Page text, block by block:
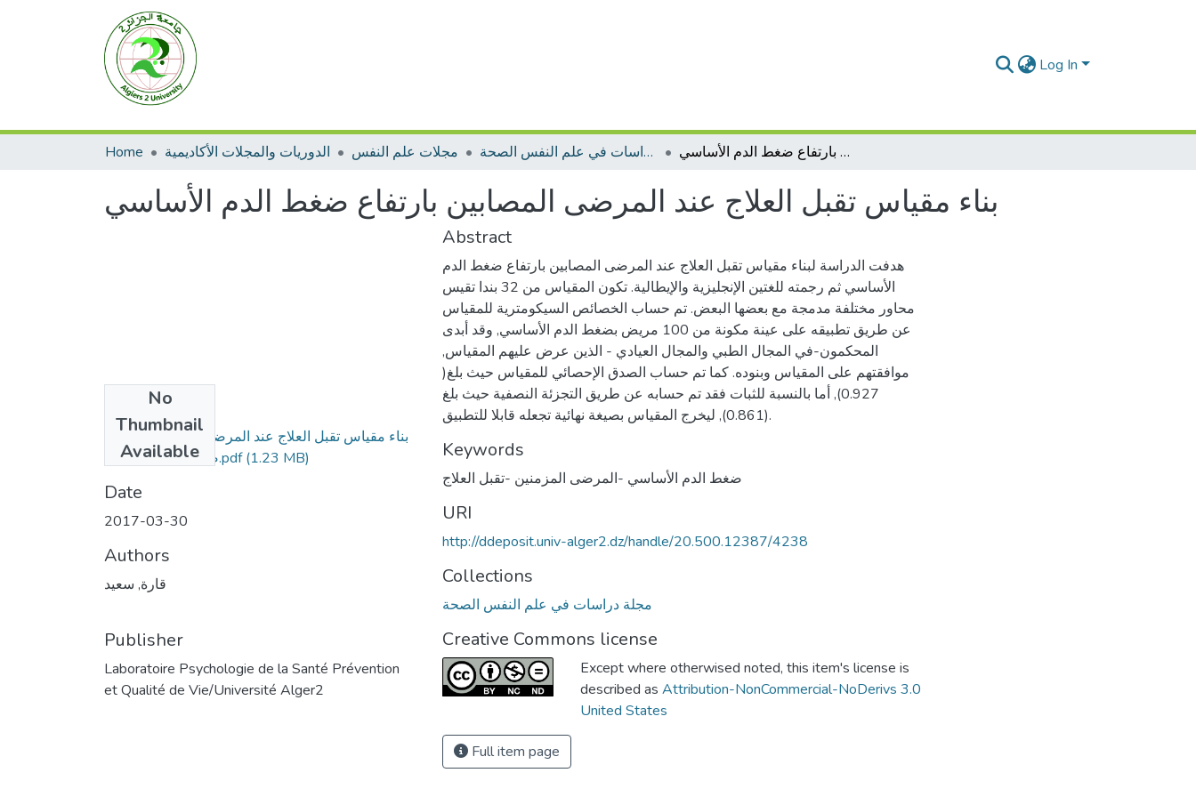
Log In
Home الدوريات والمجلات الأكاديمية مجلات علم النفس مجلة دراسات في علم النفس الصحة بناء مقياس تقبل العلاج عند المرضى المصابين بارتفاع ضغط الدم الأساسي
بناء مقياس تقبل العلاج عند المرضى المصابين بارتفاع ضغط الدم الأساسي
No
Thumbnail
Available
بناء مقياس تقبل العلاج عند المرضى المصابين بارتفاع
ضغط الدم الأساسي.pdf(1.23 MB)
Date
2017-03-30
Authors
قارة, سعيد
Publisher
Laboratoire Psychologie de la Santé Prévention
et Qualité de Vie/Université Alger2
Abstract
هدفت الدراسة لبناء مقياس تقبل العلاج عند المرضى المصابين بارتفاع ضغط الدم
الأساسي ثم رجمته للغتين الإنجليزية والإيطالية. تكون المقياس من 32 بندا تقيس
محاور مختلفة مدمجة مع بعضها البعض. تم حساب الخصائص السيكومترية للمقياس
عن طريق تطبيقه على عينة مكونة من 100 مريض بضغط الدم الأساسي, وقد أبدى
المحكمون-في المجال الطبي والمجال العيادي - الذين عرض عليهم المقياس,
موافقتهم على المقياس وبنوده. كما تم حساب الصدق الإحصائي للمقياس حيث بلغ(
0.927), أما بالنسبة للثبات فقد تم حسابه عن طريق التجزئة النصفية حيث بلغ
(0.861), ليخرج المقياس بصيغة نهائية تجعله قابلا للتطبيق.
Keywords
ضغط الدم الأساسي -المرضى المزمنين -تقبل العلاج
URI
http://ddeposit.univ-alger2.dz/handle/20.500.12387/4238
Collections
مجلة دراسات في علم النفس الصحة
Creative Commons license
Except where otherwised noted, this item's license is
described as Attribution-NonCommercial-NoDerivs 3.0
United States
Full item page